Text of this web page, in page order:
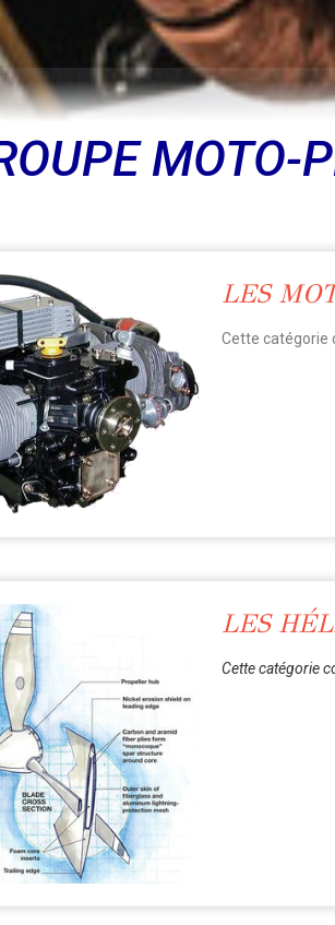
MOTO-
LES
Cette catégorie
LES
Cette catégorie